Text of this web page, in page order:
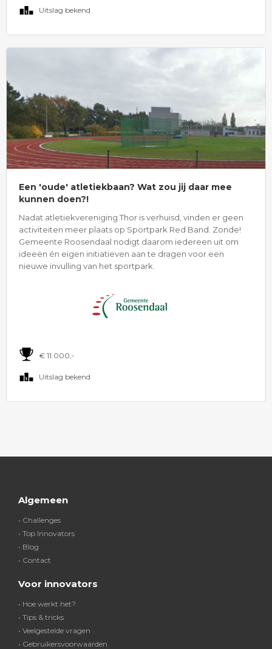
Uitslag bekend
Een 'oude' atletiekbaan? Wat zou jij daar mee
kunnen doen?!
Nadat atletiekvereniging Thor is verhuisd, vinden er geen
activiteiten meer plaats op Sportpark Red Band. Zonde!
Gemeente Roosendaal nodigt daarom iedereen uit om
ideeën én eigen initiatieven aan te dragen voor een
nieuwe invulling van het sportpark.
€ 11.000,-
Uitslag bekend
Algemeen
• Challenges
• Top Innovators
• Blog
• Contact
Voor innovators
• Hoe werkt het?
• Tips & tricks
• Veelgestelde vragen
• Gebruikersvoorwaarden